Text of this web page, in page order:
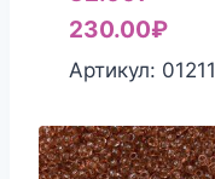
230.00₽
Артикул: 01211